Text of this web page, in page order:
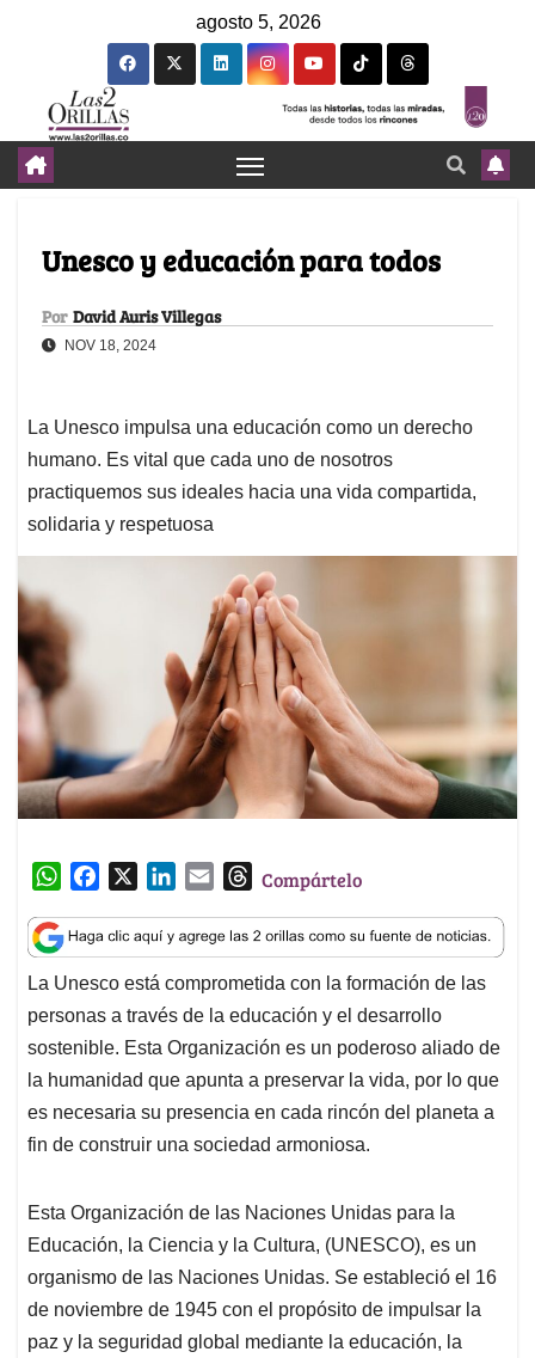
agosto 5, 2026
Unesco y educación para todos
Por David Auris Villegas
NOV 18, 2024
La Unesco impulsa una educación como un derecho
humano. Es vital que cada uno de nosotros
practiquemos sus ideales hacia una vida compartida,
solidaria y respetuosa
W
a
t
s
A
p
p
c
e
b
o
o
k
n
k
e
d
I
n
a
i
l
T
r
e
a
d
s
Compártelo
La Unesco está comprometida con la formación de las
personas a través de la educación y el desarrollo
sostenible. Esta Organización es un poderoso aliado de
la humanidad que apunta a preservar la vida, por lo que
es necesaria su presencia en cada rincón del planeta a
fin de construir una sociedad armoniosa.
Esta Organización de las Naciones Unidas para la
Educación, la Ciencia y la Cultura, (UNESCO), es un
organismo de las Naciones Unidas. Se estableció el 16
de noviembre de 1945 con el propósito de impulsar la
paz y la seguridad global mediante la educación, la